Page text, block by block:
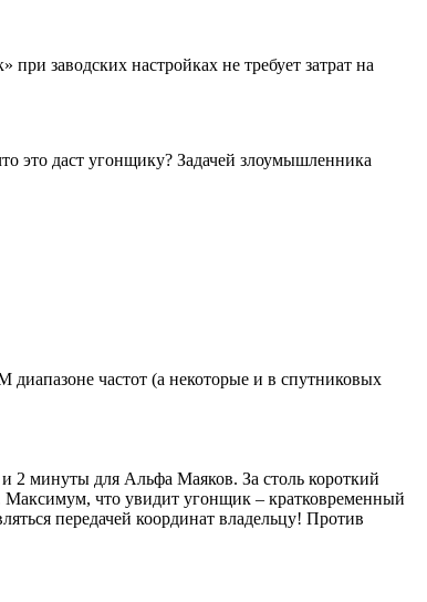
заводских настройках не требует затрат на
это даст угонщику? Задачей злоумышленника
частот (а некоторые и в спутниковых
2 минуты для Альфа Маяков. За столь короткий
Максимум, что увидит угонщик – кратковременный
передачей координат владельцу! Против